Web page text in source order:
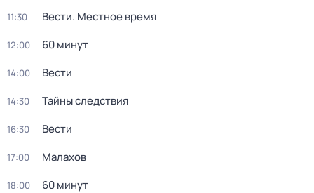
11:30 Вести. Местное время
12:00 60 минут
14:00 Вести
14:30 Тайны следствия
16:30 Вести
17:00 Малахов
18:00 60 минут